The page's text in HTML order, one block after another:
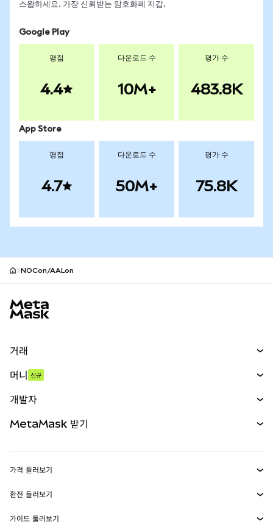
스왑하세요. 가장 신뢰받는 암호화폐 지갑.
Google Play
평점
4.4
다운로드 수
10M+
평가 수
483.8K
App Store
평점
4.7
다운로드 수
50M+
평가 수
75.8K
NOCon/AALon
거래
무기한 선물
실물자산
머니 신규
개발자
MetaMask Connect
Snaps
MetaMask 받기
보안
가격 둘러보기
이더리움 가격
솔라나 가격
환전 둘러보기
ETH를 USD로 환전
가이드 둘러보기